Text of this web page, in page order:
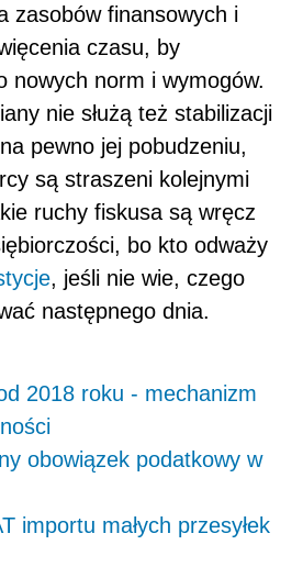
zasobów finansowych i
czasu, by
nowych norm i wymogów.
nie służą też stabilizacji
pewno jej pobudzeniu,
są straszeni kolejnymi
ruchy fiskusa są wręcz
bo kto odważy
, jeśli nie wie, czego
następnego dnia.
2018 roku - mechanizm
obowiązek podatkowy w
importu małych przesyłek